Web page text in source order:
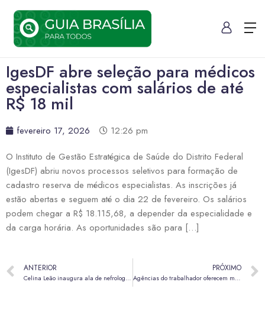
IgesDF abre seleção para médicos
especialistas com salários de até
R$ 18 mil
fevereiro 17, 2026
12:26 pm
O Instituto de Gestão Estratégica de Saúde do Distrito Federal
(IgesDF) abriu novos processos seletivos para formação de
cadastro reserva de médicos especialistas. As inscrições já
estão abertas e seguem até o dia 22 de fevereiro. Os salários
podem chegar a R$ 18.115,68, a depender da especialidade e
da carga horária. As oportunidades são para […]
ANTERIOR
Celina Leão inaugura ala de nefrologia do Hospital de Taguatinga
PRÓXIMO
Agências do trabalhador oferecem mais de 500 vagas de emprego nesta quinta (19)